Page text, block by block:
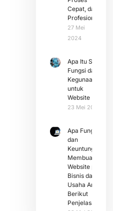
Cepat, dan
Profesional
27 Mei
2024
Apa Itu SEO:
Fungsi dan
Kegunaannya
untuk
Website
23 Mei 2024
Apa Fungsi
dan
Keuntungan
Membuat
Website pada
Bisnis dan
Usaha Anda?
Berikut
Penjelasannya